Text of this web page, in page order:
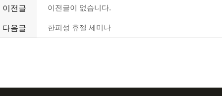
이전글 이전글이 없습니다.
다음글 한피성 휴젤 세미나